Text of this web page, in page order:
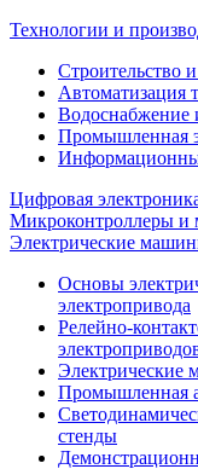
Технологии и
Строительство
Автоматизация
Водоснабжение
Промышленная
Цифровая
Микроконтроллеры и
Электрические
Основы
электропривода
Релейно-
Электрические
Промышленная
стенды